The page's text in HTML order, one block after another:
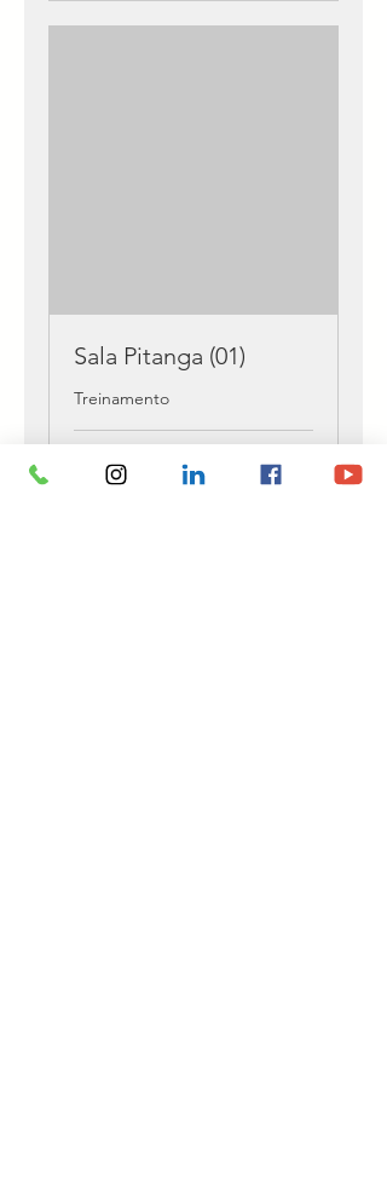
Sala Pitanga (01)
Treinamento
Carregando os dias...